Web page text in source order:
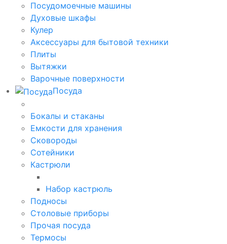
Посудомоечные машины
Духовые шкафы
Кулер
Аксессуары для бытовой техники
Плиты
Вытяжки
Варочные поверхности
Посуда
Бокалы и стаканы
Емкости для хранения
Сковороды
Сотейники
Кастрюли
Набор кастрюль
Подносы
Столовые приборы
Прочая посуда
Термосы